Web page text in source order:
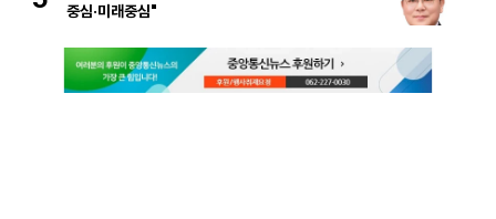
중심·미래중심"